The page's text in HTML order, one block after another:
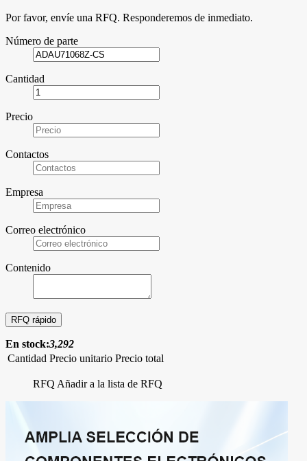
Por favor, envíe una RFQ. Responderemos de inmediato.
Número de parte
Cantidad
Precio
Contactos
Empresa
Correo electrónico
Contenido
En stock:3,292
Cantidad Precio unitario Precio total
RFQ Añadir a la lista de RFQ